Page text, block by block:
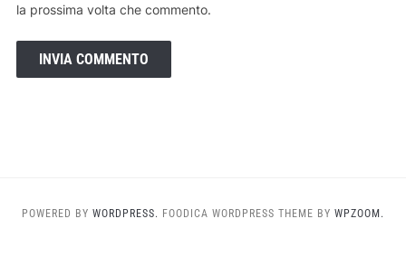
la prossima volta che commento.
POWERED BY WORDPRESS. FOODICA WORDPRESS THEME BY WPZOOM.